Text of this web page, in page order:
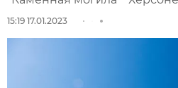
15:19 17.01.2023